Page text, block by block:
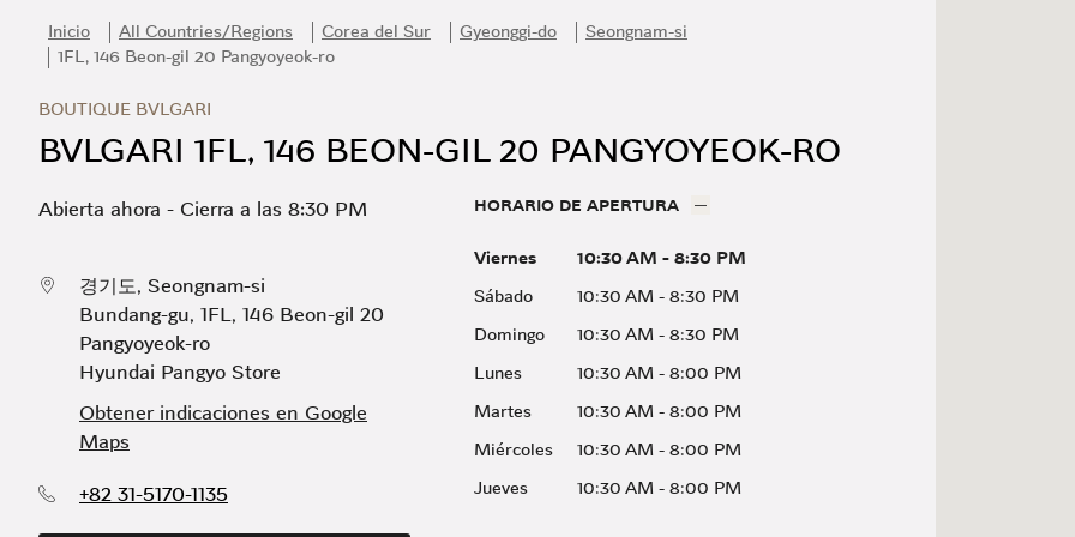
Inicio All Countries/Regions Corea del Sur Gyeonggi-do
Seongnam-si
1FL, 146 Beon-gil 20 Pangyoyeok-ro
BOUTIQUE BVLGARI
BVLGARI 1FL, 146 BEON-GIL 20 PANGYOYEOK-RO
Abierta ahora - Cierra a las 8:30 PM
경기도, Seongnam-si
Bundang-gu, 1FL, 146 Beon-gil 20
Pangyoyeok-ro
Hyundai Pangyo Store
Obtener indicaciones en Google
Maps
+82 31-5170-1135
HORARIO DE APERTURA
Día de la Semana
Viernes 10:30 AM - 8:30 PM
Sábado
10:30 AM- 8:30 PM
Domingo
10:30 AM- 8:30 PM
Lunes
10:30 AM- 8:00 PM
Martes
10:30 AM- 8:00 PM
Miércoles
10:30 AM- 8:00 PM
Jueves
10:30 AM- 8:00 PM